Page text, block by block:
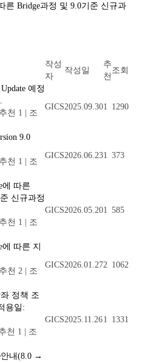
른 Bridge과정 및 9.0기준 신규과
작성
자
작성일
추
천
조회
예정
추천 1
조
GICS2025.09.301 1290
9.0
추천 1
조
GICS2026.06.231 373
에 따른
신규과정
추천 1
조
GICS2026.05.201 585
에 따른 지
추천 2
조
GICS2026.01.272 1062
정책 조
용일:
천 1
조
GICS2025.11.261 1331
안내(8.0 →